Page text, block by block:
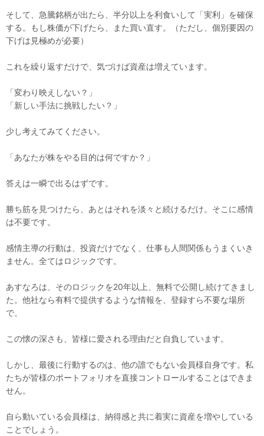
そして、急騰銘柄が出たら、半分以上を利食いして「実利」を確保
する。もし株価が下げたら、また買い直す。（ただし、個別要因の
下げは見極めが必要）
これを繰り返すだけで、気づけば資産は増えています。
「変わり映えしない？」
「新しい手法に挑戦したい？」
少し考えてみてください。
「あなたが株をやる目的は何ですか？」
答えは一瞬で出るはずです。
勝ち筋を見つけたら、あとはそれを淡々と続けるだけ。そこに感情
は不要です。
感情主導の行動は、投資だけでなく、仕事も人間関係もうまくいき
ません。全てはロジックです。
あすなろは、そのロジックを20年以上、無料で公開し続けてきまし
た。他社なら有料で提供するような情報を、登録すら不要な場所
で。
この懐の深さも、皆様に愛される理由だと自負しています。
しかし、最後に行動するのは、他の誰でもない会員様自身です。私
たちが皆様のポートフォリオを直接コントロールすることはできま
せん。
自ら動いている会員様は、納得感と共に着実に資産を増やしている
ことでしょう。